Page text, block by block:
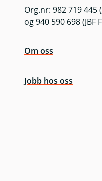
Org.nr: 982 719 445
og 940 590 698 (JBF
Om oss
Jobb hos oss